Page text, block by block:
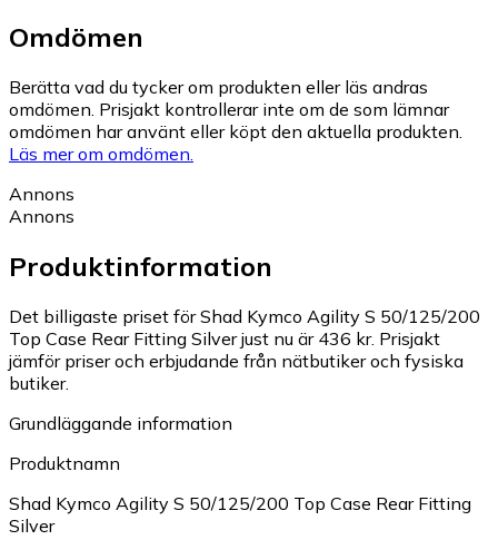
Omdömen
Berätta vad du tycker om produkten eller läs andras
omdömen. Prisjakt kontrollerar inte om de som lämnar
omdömen har använt eller köpt den aktuella produkten.
Läs mer om omdömen.
Annons
Annons
Produktinformation
Det billigaste priset för Shad Kymco Agility S 50/125/200
Top Case Rear Fitting Silver just nu är 436 kr. Prisjakt
jämför priser och erbjudande från nätbutiker och fysiska
butiker.
Grundläggande information
Produktnamn
Shad Kymco Agility S 50/125/200 Top Case Rear Fitting
Silver